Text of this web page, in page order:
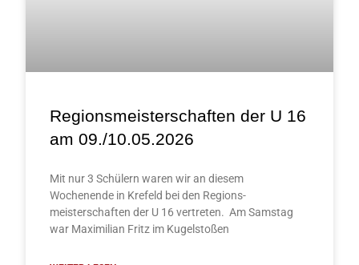
Regionsmeisterschaften der U 16
am 09./10.05.2026
Mit nur 3 Schülern waren wir an diesem
Wochenende in Krefeld bei den Regions-
meisterschaften der U 16 vertreten. Am Samstag
war Maximilian Fritz im Kugelstoßen